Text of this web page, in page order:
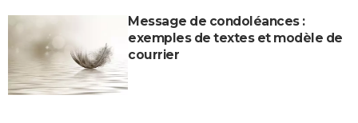
Message de condoléances :
exemples de textes et modèle de
courrier